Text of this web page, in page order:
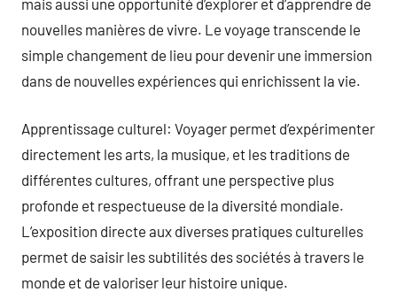
nouvelles manières de vivre. Le voyage transcende le
simple changement de lieu pour devenir une immersion
dans de nouvelles expériences qui enrichissent la vie.
Apprentissage culturel: Voyager permet d’expérimenter
directement les arts, la musique, et les traditions de
différentes cultures, offrant une perspective plus
profonde et respectueuse de la diversité mondiale.
L’exposition directe aux diverses pratiques culturelles
permet de saisir les subtilités des sociétés à travers le
monde et de valoriser leur histoire unique.